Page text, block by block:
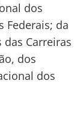
dos
Federais; da
Carreiras
dos
dos